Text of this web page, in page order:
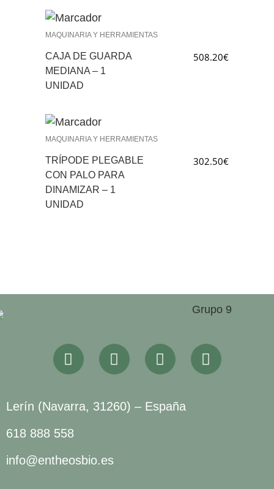
MAQUINARIA Y HERRAMIENTAS
CAJA DE GUARDA
MEDIANA – 1
UNIDAD
508.20€
MAQUINARIA Y HERRAMIENTAS
TRÍPODE PLEGABLE
CON PALO PARA
DINAMIZAR – 1
UNIDAD
302.50€
Lerín (Navarra, 31260) – España
618 888 558
info@entheosbio.es